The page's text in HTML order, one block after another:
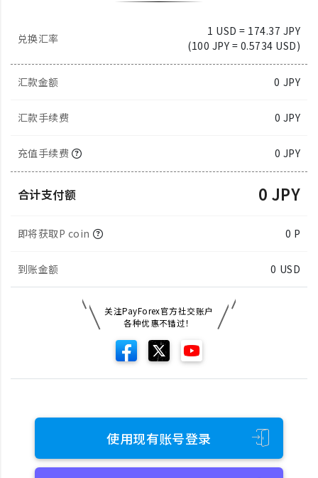
兑换汇率
1 USD = 174.37 JPY
(100 JPY = 0.5734 USD)
汇款金额 0 JPY
汇款手续费 0 JPY
充值手续费 0 JPY
合计支付额 0 JPY
即将获取P coin 0 P
到账金额 0 USD
关注PayForex官方社交账户
各种优惠不错过！
使用现有账号登录